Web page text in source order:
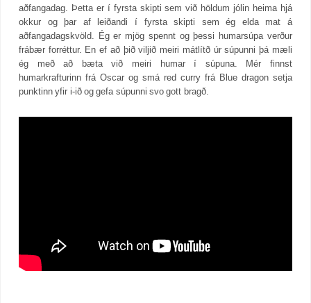
aðfangadag. Þetta er í fyrsta skipti sem við höldum jólin heima hjá
okkur og þar af leiðandi í fyrsta skipti sem ég elda mat á
aðfangadagskvöld. Ég er mjög spennt og þessi humarsúpa verður
frábær forréttur. En ef að þið viljið meiri mátlítð úr súpunni þá mæli
ég með að bæta við meiri humar í súpuna. Mér finnst
humarkrafturinn frá Oscar og smá red curry frá Blue dragon setja
punktinn yfir i-ið og gefa súpunni svo gott bragð.